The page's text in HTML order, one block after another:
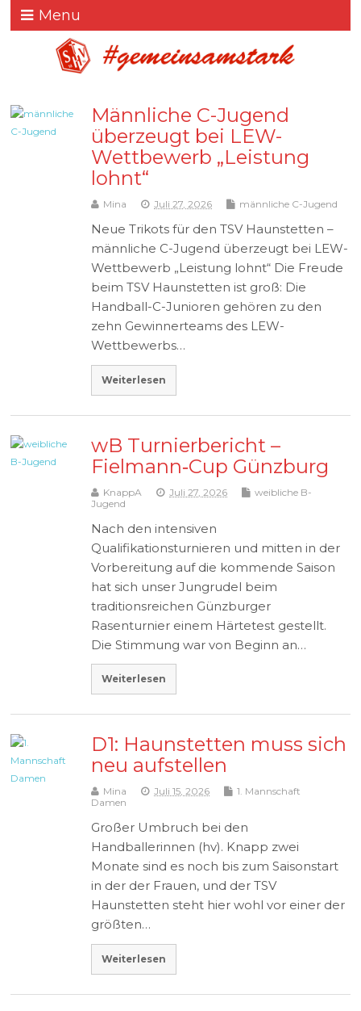
Menu
Männliche C-Jugend
überzeugt bei LEW-
Wettbewerb „Leistung
lohnt“
Mina Juli 27, 2026 männliche C-Jugend
Neue Trikots für den TSV Haunstetten –
männliche C-Jugend überzeugt bei LEW-
Wettbewerb „Leistung lohnt“ Die Freude
beim TSV Haunstetten ist groß: Die
Handball-C-Junioren gehören zu den
zehn Gewinnerteams des LEW-
Wettbewerbs…
Weiterlesen
wB Turnierbericht –
Fielmann‑Cup Günzburg
KnappA Juli 27, 2026
weibliche B-
Jugend
Nach den intensiven
Qualifikationsturnieren und mitten in der
Vorbereitung auf die kommende Saison
hat sich unser Jungrudel beim
traditionsreichen Günzburger
Rasenturnier einem Härtetest gestellt.
Die Stimmung war von Beginn an…
Weiterlesen
D1: Haunstetten muss sich
neu aufstellen
Mina Juli 15, 2026
1. Mannschaft
Damen
Großer Umbruch bei den
Handballerinnen (hv). Knapp zwei
Monate sind es noch bis zum Saisonstart
in der der Frauen, und der TSV
Haunstetten steht hier wohl vor einer der
größten…
Weiterlesen